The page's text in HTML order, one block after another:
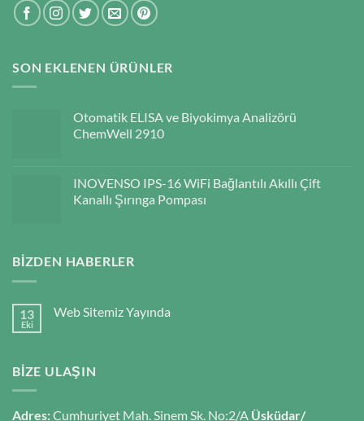
SON EKLENEN ÜRÜNLER
Otomatik ELISA ve Biyokimya Analizörü
ChemWell 2910
INOVENSO IPS-16 WiFi Bağlantılı Akıllı Çift
Kanallı Şırınga Pompası
BIZDEN HABERLER
13
Eki
Web Sitemiz Yayında
BIZE ULAŞIN
Adres:Cumhuriyet Mah. Sinem Sk. No:2/A Üsküdar/